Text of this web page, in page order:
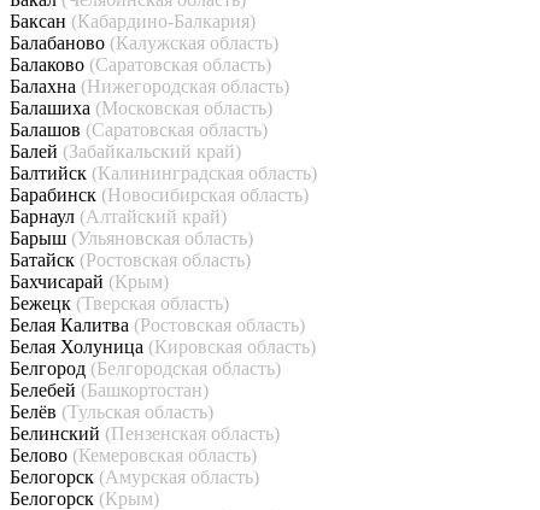
Баксан (Кабардино-Балкария)
Балабаново (Калужская область)
Балаково (Саратовская область)
Балахна (Нижегородская область)
Балашиха (Московская область)
Балашов (Саратовская область)
Балей (Забайкальский край)
Балтийск (Калининградская область)
Барабинск (Новосибирская область)
Барнаул (Алтайский край)
Барыш (Ульяновская область)
Батайск (Ростовская область)
Бахчисарай (Крым)
Бежецк (Тверская область)
Белая Калитва (Ростовская область)
Белая Холуница (Кировская область)
Белгород (Белгородская область)
Белебей (Башкортостан)
Белёв (Тульская область)
Белинский (Пензенская область)
Белово (Кемеровская область)
Белогорск (Амурская область)
Белогорск (Крым)